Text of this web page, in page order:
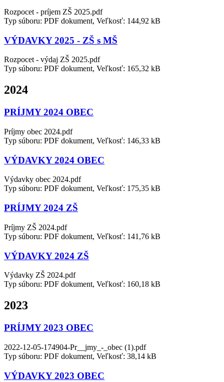
Rozpocet - príjem ZŠ 2025.pdf
Typ súboru: PDF dokument, Veľkosť: 144,92 kB
VÝDAVKY 2025 - ZŠ s MŠ
Rozpocet - výdaj ZŠ 2025.pdf
Typ súboru: PDF dokument, Veľkosť: 165,32 kB
2024
PRÍJMY 2024 OBEC
Príjmy obec 2024.pdf
Typ súboru: PDF dokument, Veľkosť: 146,33 kB
VÝDAVKY 2024 OBEC
Výdavky obec 2024.pdf
Typ súboru: PDF dokument, Veľkosť: 175,35 kB
PRÍJMY 2024 ZŠ
Príjmy ZŠ 2024.pdf
Typ súboru: PDF dokument, Veľkosť: 141,76 kB
VÝDAVKY 2024 ZŠ
Výdavky ZŠ 2024.pdf
Typ súboru: PDF dokument, Veľkosť: 160,18 kB
2023
PRÍJMY 2023 OBEC
2022-12-05-174904-Pr__jmy_-_obec (1).pdf
Typ súboru: PDF dokument, Veľkosť: 38,14 kB
VÝDAVKY 2023 OBEC